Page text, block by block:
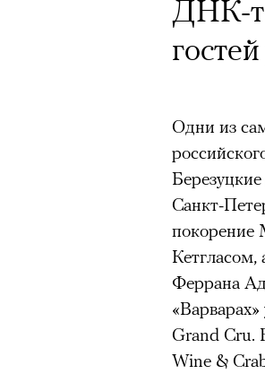
ДНК-
Одни из
Санкт-
покорение
Кетгласом,
Феррана
Grand Cru.
Wine &